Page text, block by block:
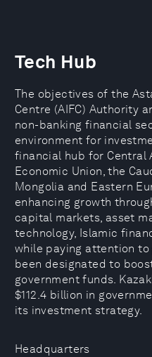
Headquarters
Tech Hub
The objectives of the
Centre (AIFC) Authority
non-banking financial
environment for
financial hub for Central
Economic Union, the
Mongolia and Eastern
enhancing growth
capital markets, asset
technology, Islamic
while paying attention to
been designated to
government funds.
$112.4 billion in
its investment strategy.